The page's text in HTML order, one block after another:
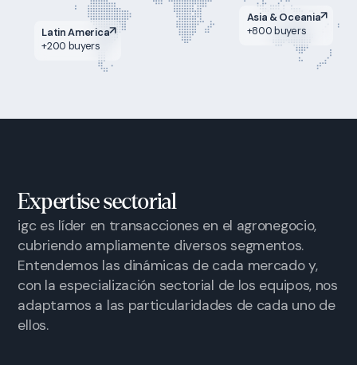
Latin America
+200 buyers
Asia & Oceania
+800 buyers
Expertise sectorial
igc es líder en transacciones en el agronegocio,
cubriendo ampliamente diversos segmentos.
Entendemos las dinámicas de cada mercado y,
con la especialización sectorial de los equipos, nos
adaptamos a las particularidades de cada uno de
ellos.